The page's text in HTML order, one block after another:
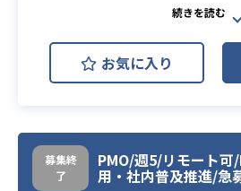
.NET Framework
Microsoft SQL
MicroSoft
業務内容
レース対応中、
よる開発を行っ
お気に入り
募集終
了
PMO/週5/リモート
用・社内普及推進/急